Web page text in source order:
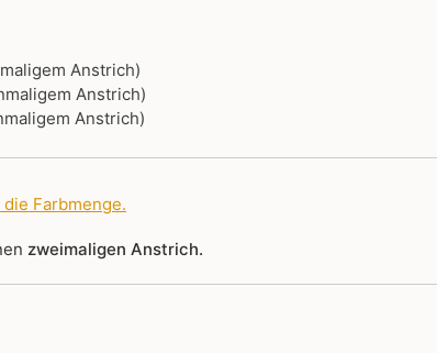
Anstrich)
Anstrich)
Anstrich)
Farbmenge.
zweimaligen Anstrich.